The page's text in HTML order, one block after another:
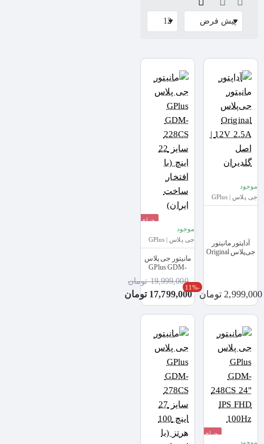
موجود
جی پلاس | GPlus
آداپتور مانیتور
جی‌پلاس Original
2,999,000 تومان
حراج
موجود
جی پلاس | GPlus
مانیتور جی پلاس
GPlus GDM-
اینچ (با افتخار
ساخت ایران)
-11%
17,799,000 تومان
19,999,000 تومان
حراج
موجود